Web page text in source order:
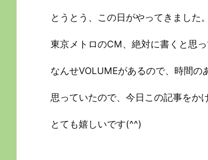
とうとう、この日がやってきました。
東京メトロのCM、絶対に書くと思っ
なんせVOLUMEがあるので、時間の
思っていたので、今日この記事をか
とても嬉しいです(^^)